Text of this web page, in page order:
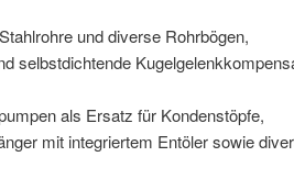
und diverse Rohrbögen,
selbstdichtende
als Ersatz für Kondenstöpfe,
mit integriertem Entöler sowie